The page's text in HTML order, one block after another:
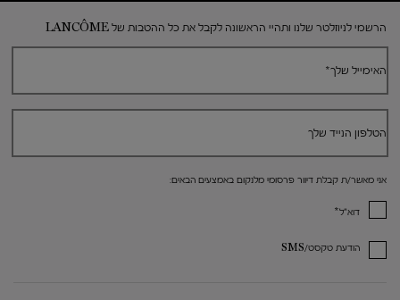
הרשמי לניוזלטר שלנו ותהיי הראשונה לקבל את כל ההטבות של LANCÔME
האימייל שלך*
הטלפון הנייד שלך
אני מאשר/ת קבלת דיוור פרסומי מלנקום באמצעים הבאים:
דוא"ל*
הודעת טקסט/SMS